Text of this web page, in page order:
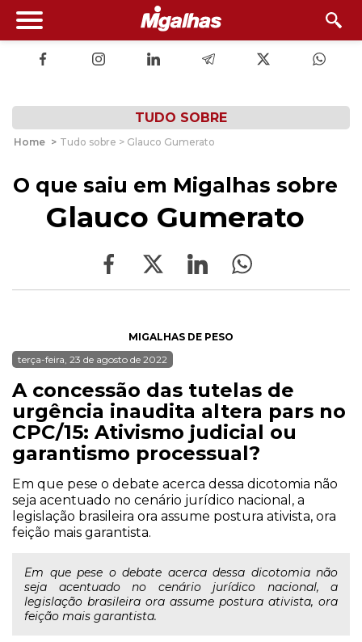
TUDO SOBRE
Home > Tudo sobre > Glauco Gumerato
O que saiu em Migalhas sobre
Glauco Gumerato
MIGALHAS DE PESO
terça-feira, 23 de agosto de 2022
A concessão das tutelas de
urgência inaudita altera pars no
CPC/15: Ativismo judicial ou
garantismo processual?
Em que pese o debate acerca dessa dicotomia não
seja acentuado no cenário jurídico nacional, a
legislação brasileira ora assume postura ativista, ora
feição mais garantista.
Em que pese o debate acerca dessa dicotomia não
seja acentuado no cenário jurídico nacional, a
legislação brasileira ora assume postura ativista, ora
feição mais garantista.